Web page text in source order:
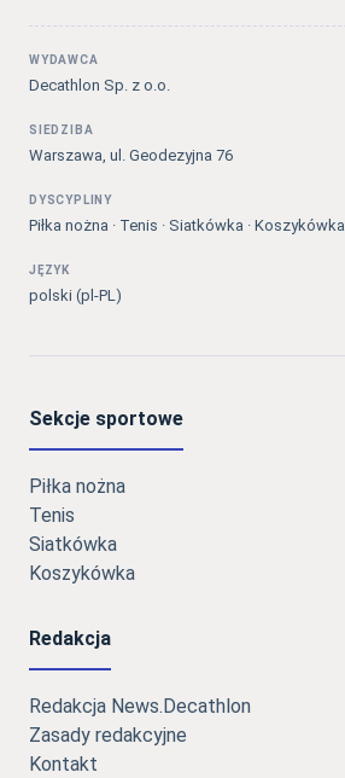
WYDAWCA
Decathlon Sp. z o.o.
SIEDZIBA
Warszawa, ul. Geodezyjna 76
DYSCYPLINY
Piłka nożna · Tenis · Siatkówka · Koszykówka
JĘZYK
polski (pl-PL)
Sekcje sportowe
Piłka nożna
Tenis
Siatkówka
Koszykówka
Redakcja
Redakcja News.Decathlon
Zasady redakcyjne
Kontakt